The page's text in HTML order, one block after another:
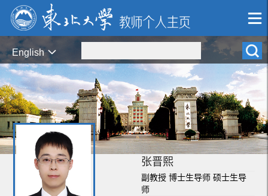
English
张晋熙
副教授 博士生导师 硕士生导
师